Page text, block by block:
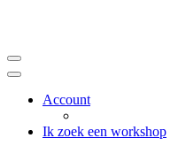
Account
Ik zoek een workshop